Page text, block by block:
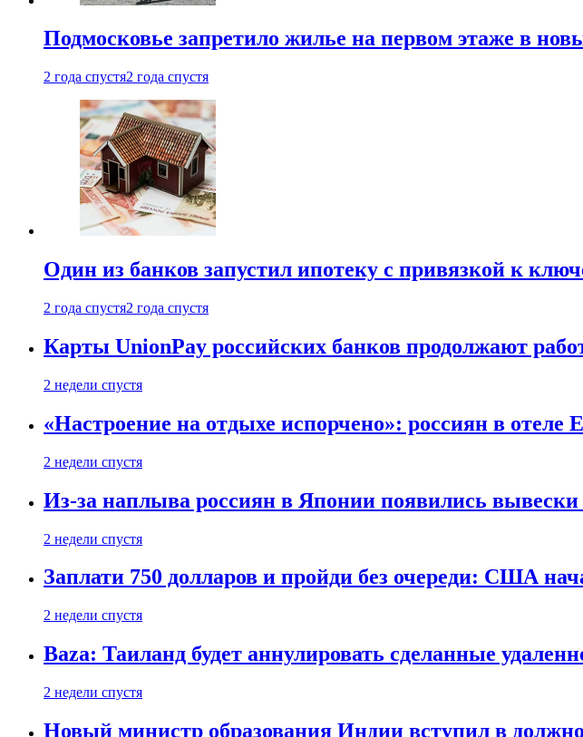
Подмосковье запретило жилье на первом этаже в
2 года спустя2 года спустя
Один из банков запустил ипотеку с привязкой к
2 года спустя2 года спустя
Карты UnionPay российских банков продолжают
2 недели спустя
«Настроение на отдыхе испорчено»: россиян в
2 недели спустя
Из-за наплыва россиян в Японии появились вывески
2 недели спустя
Заплати 750 долларов и пройди без очереди: США
2 недели спустя
Baza: Таиланд будет аннулировать сделанные
2 недели спустя
Новый министр образования Индии вступил в